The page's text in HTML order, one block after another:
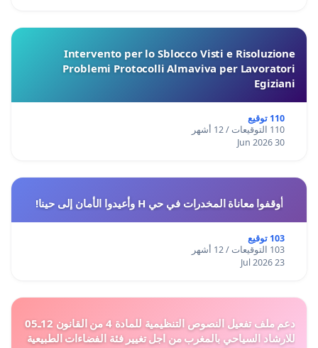
Intervento per lo Sblocco Visti e Risoluzione
Problemi Protocolli Almaviva per Lavoratori
Egiziani
110 توقيع
110 التوقيعات / 12 أشهر
30 Jun 2026
أوقفوا معاناة المخدرات في حي H وأعيدوا الأمان إلى حينا!
103 توقيع
103 التوقيعات / 12 أشهر
23 Jul 2026
دعم ملف تفعيل النصوص التنظيمية للمادة 4 من القانون 12ـ05
للارشاد السياحي بالمغرب من اجل تغيير فئة الفضاءات الطبيعية